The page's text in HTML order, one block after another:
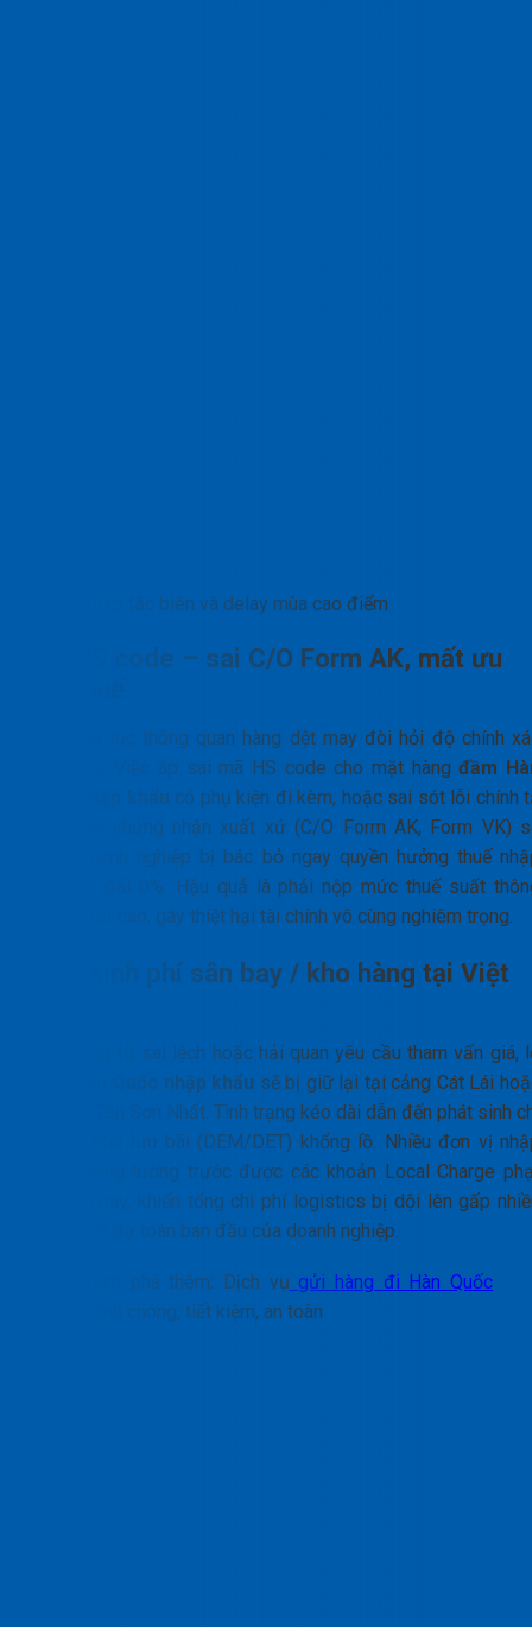
Rủi ro tắc biên và delay mùa cao điểm
Sai HS code – sai C/O Form AK, mất ưu
Khâu thủ tục thông quan hàng dệt may đòi hỏi độ chính
tuyệt đối. Việc áp sai mã HS code cho mặt hàngđầm
Quốc nhập khẩu có phụ kiện đi kèm, hoặc sai sót lỗi chính
trên giấy chứng nhận xuất xứ (C/O Form AK, Form VK)
khiến doanh nghiệp bị bác bỏ ngay quyền hưởng thuế
khẩu ưu đãi 0%. Hậu quả là phải nộp mức thuế suất
thường rất cao, gây thiệt hại tài chính vô cùng nghiêm trọng.
Phát sinh phí sân bay / kho hàng tại Việt
Khi chứng từ sai lệch hoặc hải quan yêu cầu tham vấn giá,
đầm Hàn Quốc nhập khẩu sẽ bị giữ lại tại cảng Cát Lái
sân bay Tân Sơn Nhất. Tình trạng kéo dài dẫn đến phát sinh
phí lưu kho lưu bãi (DEM/DET) khổng lồ. Nhiều đơn vị
hàng không lường trước được các khoản Local Charge
quá hạn này, khiến tổng chi phí logistics bị dội lên gấp
lần so với dự toán ban đầu của doanh nghiệp.
Khám phá thêm: Dịch vụ gửi hàng đi Hàn Quốc
nhanh chóng, tiết kiệm, an toàn